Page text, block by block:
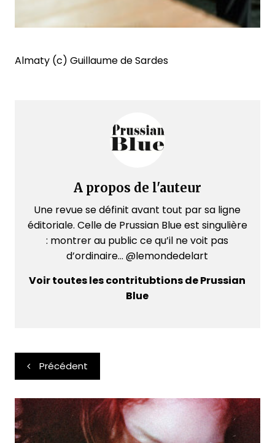
Almaty (c) Guillaume de Sardes
A propos de l'auteur
Une revue se définit avant tout par sa ligne
éditoriale. Celle de Prussian Blue est singulière
: montrer au public ce qu’il ne voit pas
d’ordinaire... @lemondedelart
Voir toutes les contritubtions de Prussian
Blue
Navigation
de
l’article
Précédent